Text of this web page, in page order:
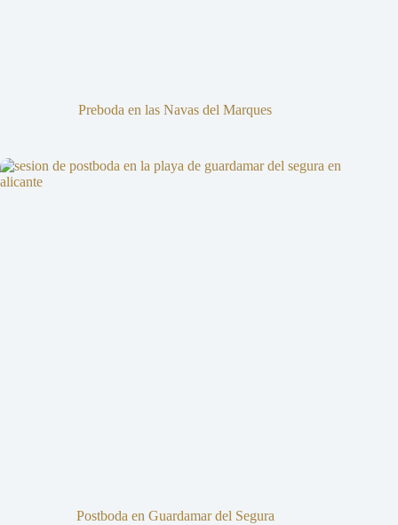
Preboda en las Navas del Marques
Postboda en Guardamar del Segura